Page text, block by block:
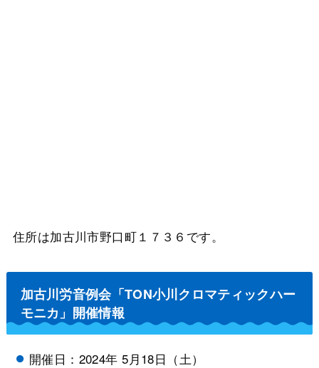
住所は加古川市野口町１７３６です。
加古川労音例会「TON小川クロマティックハー
モニカ」開催情報
開催日：2024年 5月18日（土）